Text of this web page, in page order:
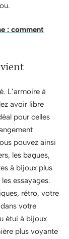
: comment
L’armoire à
avoir libre
pour celles
pouvez ainsi
les bagues,
à bijoux plus
essayages.
rétro, votre
votre
étui à bijoux
plus voyante